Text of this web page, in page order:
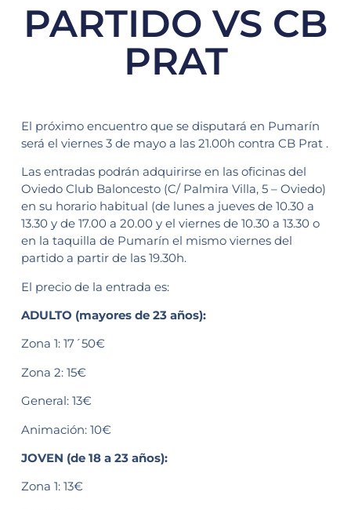
PARTIDO VS CB
PRAT
El próximo encuentro que se disputará en Pumarín
será el viernes 3 de mayo a las 21.00h contra CB Prat .
Las entradas podrán adquirirse en las oficinas del
Oviedo Club Baloncesto (C/ Palmira Villa, 5 – Oviedo)
en su horario habitual (de lunes a jueves de 10.30 a
13.30 y de 17.00 a 20.00 y el viernes de 10.30 a 13.30 o
en la taquilla de Pumarín el mismo viernes del
partido a partir de las 19.30h.
El precio de la entrada es:
ADULTO (mayores de 23 años):
Zona 1: 17´50€
Zona 2: 15€
General: 13€
Animación: 10€
JOVEN (de 18 a 23 años):
Zona 1: 13€